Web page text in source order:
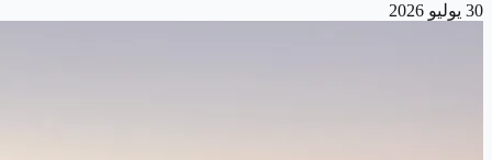
30 يوليو 2026